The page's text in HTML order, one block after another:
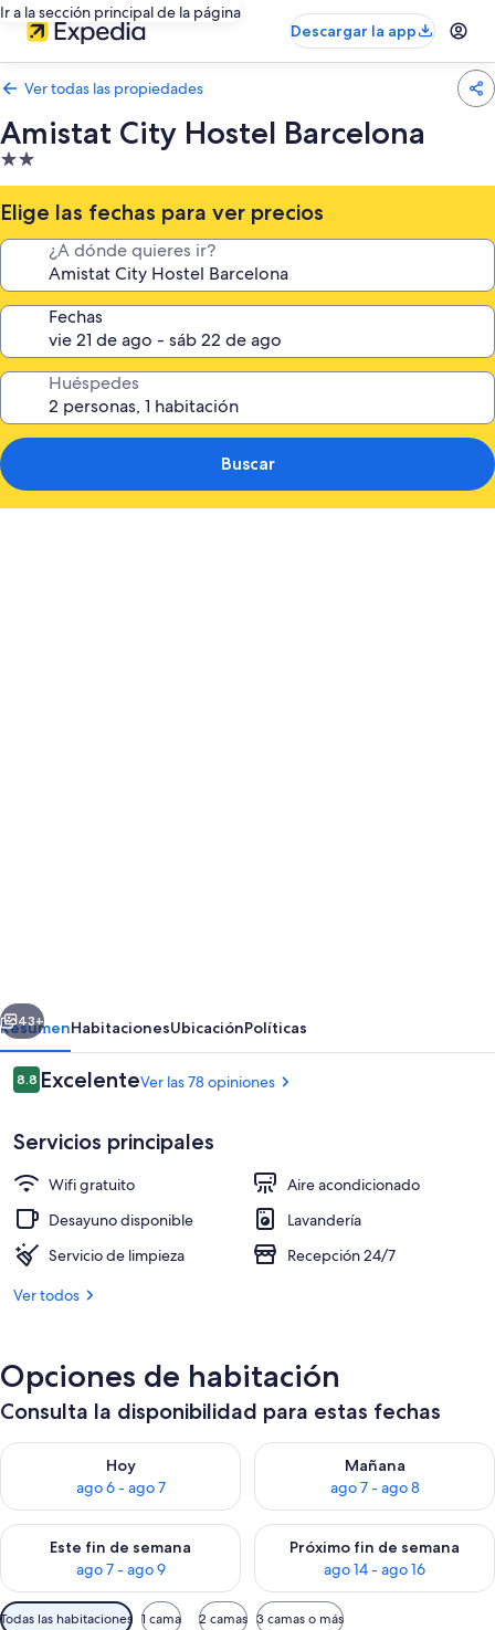
Ir a la sección principal de la página
Descargar la app
Ver todas las propiedades
Amistat City Hostel Barcelona
Propiedad
de
2.0
estrellas
Elige las fechas para ver precios
¿A dónde quieres ir?
Fechas
Huéspedes
Buscar
Recepción
Siguiente
43+
ResumenHabitacionesUbicaciónPolíticas
Opiniones
8.88.8 de 10,
ExcelenteVer las 78 opiniones
Servicios principales
Wifi gratuito
Aire acondicionado
Desayuno disponible
Lavandería
Servicio de limpieza
Recepción 24/7
Ver todos
Opciones de habitación
Consulta la disponibilidad para estas fechas
Hoy
ago 6 - ago 7
Consulta la disponibilidad para hoy ago 6 - ago 7
Mañana
ago 7 - ago 8
Consulta la disponibilidad
Este fin de semana
ago 7 - ago 9
Consulta la disponibilidad para este fin de semana ago 7 -
Próximo fin de semana
ago 14 - ago 16
Consulta la disponibilidad
Filtros
Todas las habitaciones 1 cama 2 camas 3 camas o más